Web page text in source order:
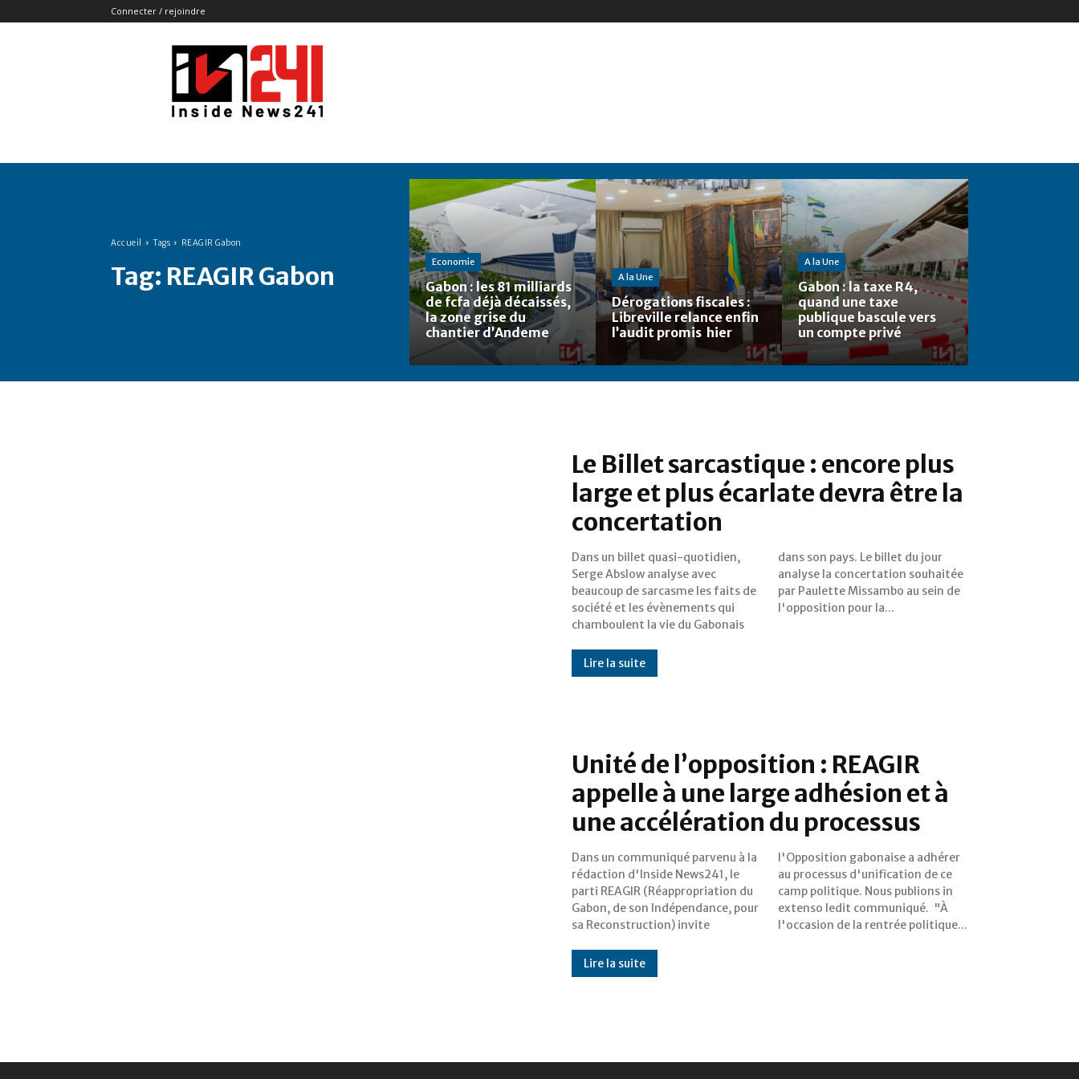
Connecter / rejoindre
Insidenews241
Accueil Tags REAGIR Gabon
Tag: REAGIR Gabon Economie
Gabon : les 81 milliards
de fcfa déjà décaissés,
la zone grise du
chantier d’Andeme
A la Une
Dérogations fiscales :
Libreville relance enfin
l’audit promis hier
A la Une
Gabon : la taxe R4,
quand une taxe
publique bascule vers
un compte privé
Le Billet sarcastique : encore plus
large et plus écarlate devra être la
concertation
Dans un billet quasi-quotidien,
Serge Abslow analyse avec
beaucoup de sarcasme les faits de
société et les évènements qui
chamboulent la vie du Gabonais
dans son pays. Le billet du jour
analyse la concertation souhaitée
par Paulette Missambo au sein de
l'opposition pour la...
Lire la suite
Unité de l’opposition : REAGIR
appelle à une large adhésion et à
une accélération du processus
Dans un communiqué parvenu à la
rédaction d'Inside News241, le
parti REAGIR (Réappropriation du
Gabon, de son Indépendance, pour
sa Reconstruction) invite
l'Opposition gabonaise a adhérer
au processus d'unification de ce
camp politique. Nous publions in
extenso ledit communiqué. "À
l'occasion de la rentrée politique...
Lire la suite